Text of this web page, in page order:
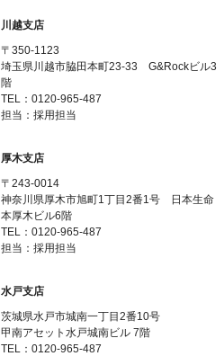
川越支店
〒350-1123
埼玉県川越市脇田本町23-33 G&Rockビル3
階
TEL：0120-965-487
担当：採用担当
厚木支店
〒243-0014
神奈川県厚木市旭町1丁目2番1号 日本生命
本厚木ビル6階
TEL：0120-965-487
担当：採用担当
水戸支店
茨城県水戸市城南一丁目2番10号
甲南アセット水戸城南ビル 7階
TEL：0120-965-487